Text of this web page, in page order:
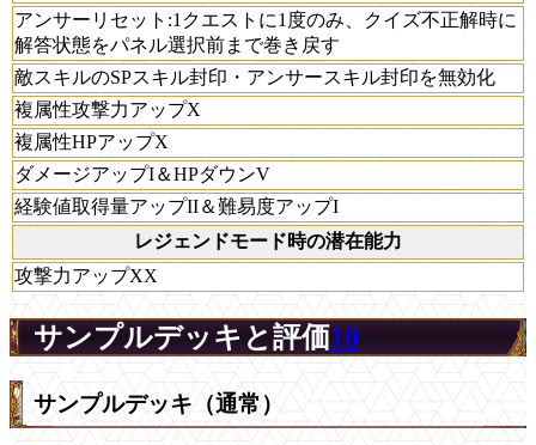
アンサーリセット:1クエストに1度のみ、クイズ不正解時に
解答状態をパネル選択前まで巻き戻す
敵スキルのSPスキル封印・アンサースキル封印を無効化
複属性攻撃力アップX
複属性HPアップX
ダメージアップI＆HPダウンV
経験値取得量アップII＆難易度アップI
レジェンドモード時の潜在能力
攻撃力アップXX
サンプルデッキと評価10
サンプルデッキ（通常）